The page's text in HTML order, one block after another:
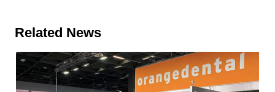
Related News